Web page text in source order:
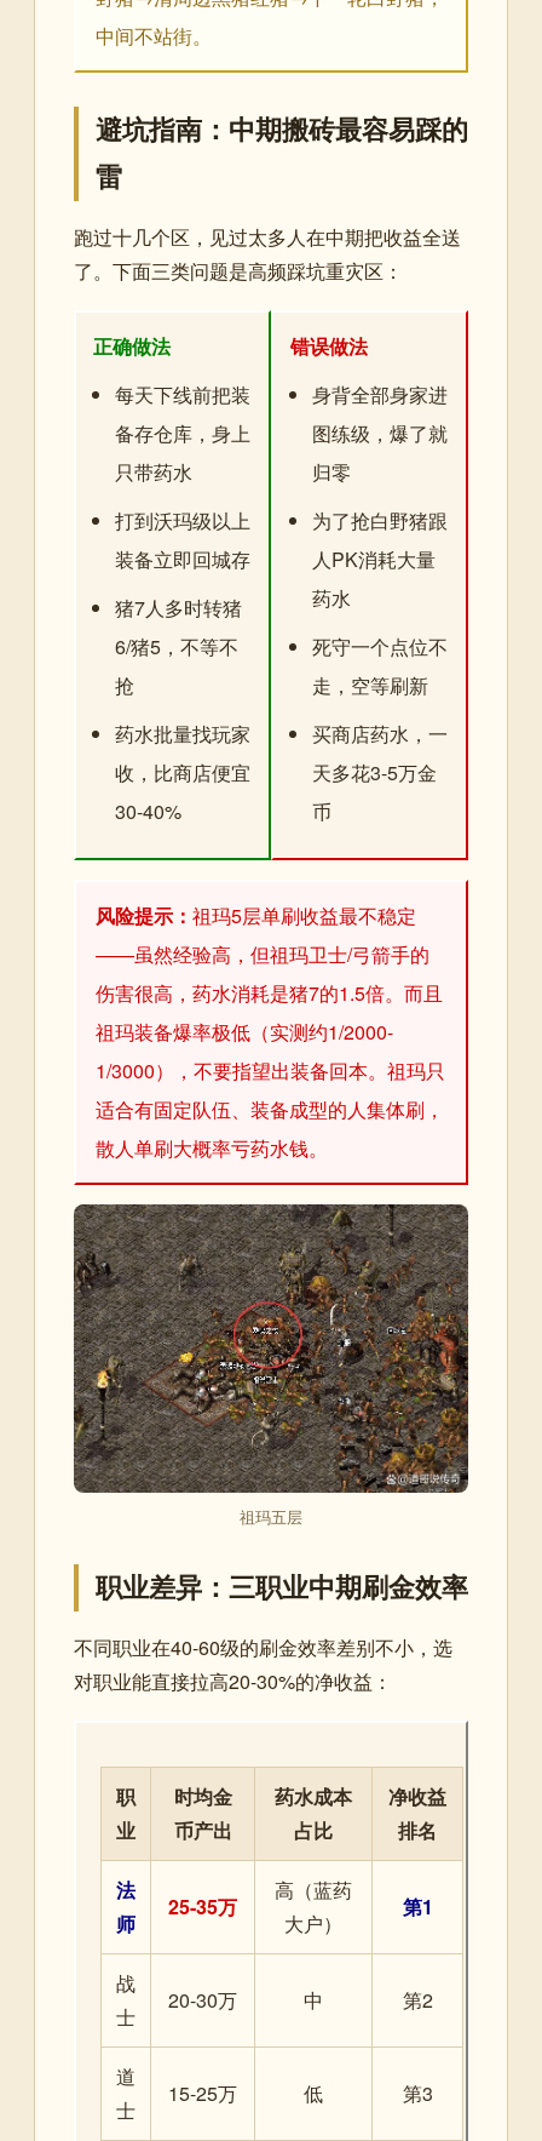
中间不站街。
避坑指南：中期搬砖最容易踩的
雷
跑过十几个区，见过太多人在中期把收益全送
了。下面三类问题是高频踩坑重灾区：
正确做法
每天下线前把装
备存仓库，身上
只带药水
打到沃玛级以上
装备立即回城存
猪7人多时转猪
6/猪5，不等不
抢
药水批量找玩家
收，比商店便宜
30-40%
错误做法
身背全部身家进
图练级，爆了就
归零
为了抢白野猪跟
人PK消耗大量
药水
死守一个点位不
走，空等刷新
买商店药水，一
天多花3-5万金
币
风险提示： 祖玛5层单刷收益最不稳定
——虽然经验高，但祖玛卫士/弓箭手的
伤害很高，药水消耗是猪7的1.5倍。而且
祖玛装备爆率极低（实测约1/2000-
1/3000），不要指望出装备回本。祖玛只
适合有固定队伍、装备成型的人集体刷，
散人单刷大概率亏药水钱。
祖玛五层
职业差异：三职业中期刷金效率
不同职业在40-60级的刷金效率差别不小，选
对职业能直接拉高20-30%的净收益：
职
业
时均金
币产出
药水成本
占比
净收益
排名
法
师
25-35万
高（蓝药
大户）
第1
战
士
20-30万 中 第2
道
士
15-25万 低 第3